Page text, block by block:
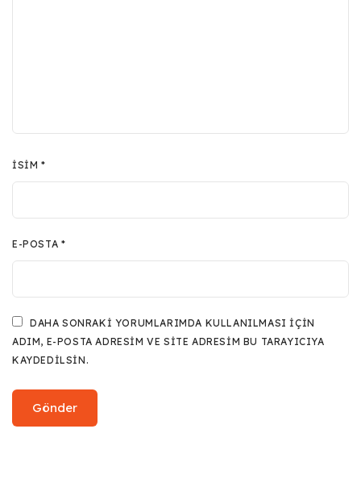
İSIM*
E-POSTA *
DAHA SONRAKI YORUMLARIMDA KULLANILMASI IÇIN
ADIM, E-POSTA ADRESIM VE SITE ADRESIM BU TARAYICIYA
KAYDEDILSIN.